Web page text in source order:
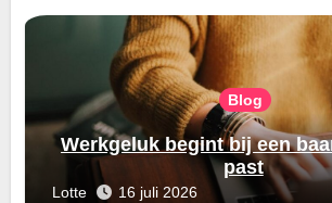
Blog
Werkgeluk begint bij een
past
Lotte 16 juli 2026